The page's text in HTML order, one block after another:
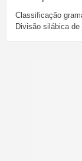
Classificação
Divisão silábica de